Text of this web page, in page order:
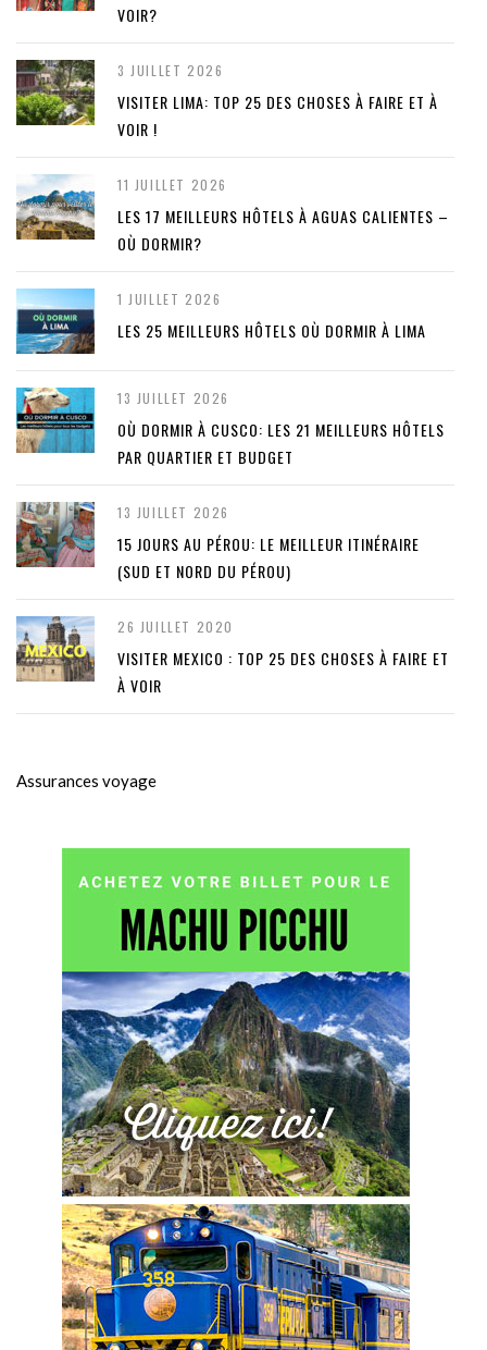
VOIR?
3 JUILLET 2026
VISITER LIMA: TOP 25 DES CHOSES À FAIRE ET À
VOIR !
11 JUILLET 2026
LES 17 MEILLEURS HÔTELS À AGUAS CALIENTES –
OÙ DORMIR?
1 JUILLET 2026
LES 25 MEILLEURS HÔTELS OÙ DORMIR À LIMA
13 JUILLET 2026
OÙ DORMIR À CUSCO: LES 21 MEILLEURS HÔTELS
PAR QUARTIER ET BUDGET
13 JUILLET 2026
15 JOURS AU PÉROU: LE MEILLEUR ITINÉRAIRE
(SUD ET NORD DU PÉROU)
26 JUILLET 2020
VISITER MEXICO : TOP 25 DES CHOSES À FAIRE ET
À VOIR
Assurances voyage